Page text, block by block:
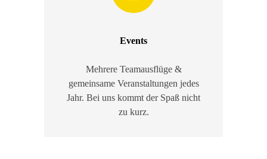
Events
Mehrere Teamausflüge &
gemeinsame Veranstaltungen jedes
Jahr. Bei uns kommt der Spaß nicht
zu kurz.